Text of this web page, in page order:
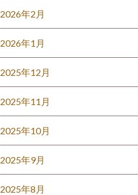
2026年2月
2026年1月
2025年12月
2025年11月
2025年10月
2025年9月
2025年8月